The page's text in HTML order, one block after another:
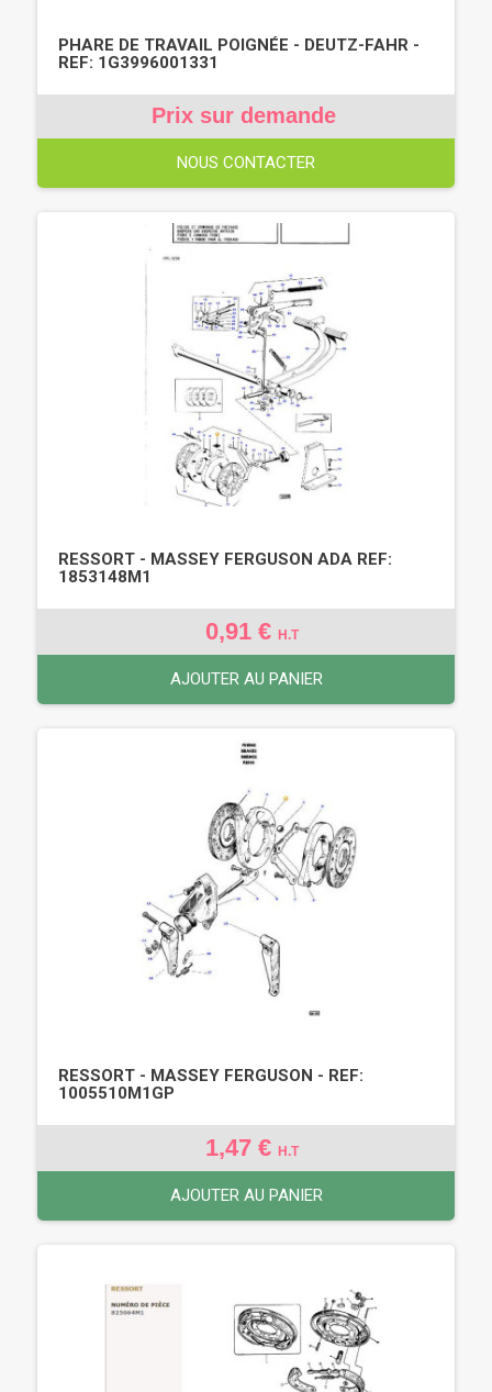
PHARE DE TRAVAIL POIGNÉE - DEUTZ-FAHR -
REF: 1G3996001331
Prix sur demande
NOUS CONTACTER
RESSORT - MASSEY FERGUSON ADA REF:
1853148M1
0,91 € H.T
AJOUTER AU PANIER
RESSORT - MASSEY FERGUSON - REF:
1005510M1GP
1,47 € H.T
AJOUTER AU PANIER